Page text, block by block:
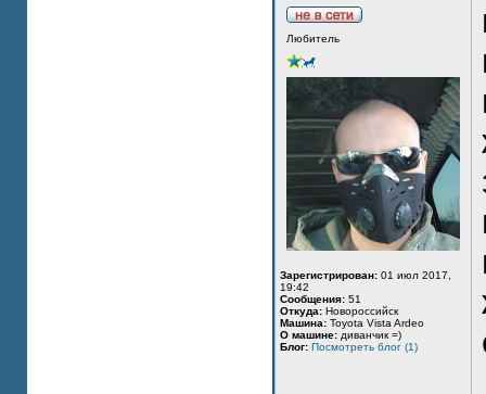
Любитель
Зарегистрирован: 01 июл 2017,
19:42
Сообщения: 51
Откуда: Новороссийск
Машина: Toyota Vista Ardeo
О машине: диванчик =)
Блог: Посмотреть блог (1)